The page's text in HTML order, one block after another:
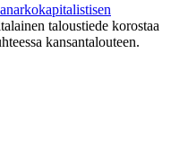
anarkokapitalistisen
taloustiede korostaa
kansantalouteen.